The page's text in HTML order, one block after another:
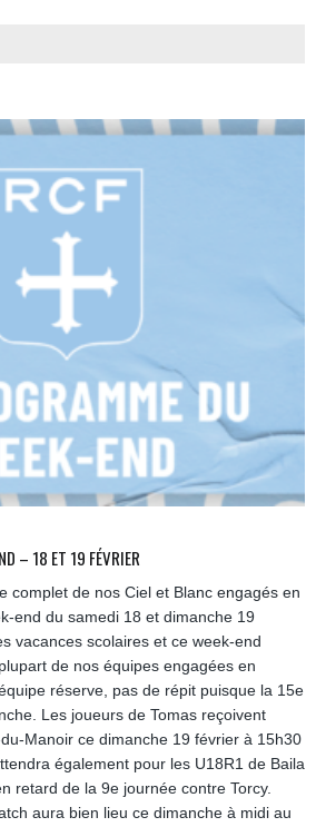
– 18 ET 19 FÉVRIER
complet de nos Ciel et Blanc engagés en
end du samedi 18 et dimanche 19
vacances scolaires et ce week-end
de nos équipes engagées en
réserve, pas de répit puisque la 15e
Les joueurs de Tomas reçoivent
Manoir ce dimanche 19 février à 15h30
également pour les U18R1 de Baila
retard de la 9e journée contre Torcy.
aura bien lieu ce dimanche à midi au